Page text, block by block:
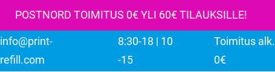
POSTNORD TOIMITUS 0€ YLI 60€ TILAUKSILLE!
info@print-
refill.com
8:30-18 | 10
-15
Toimitus alk.
0€